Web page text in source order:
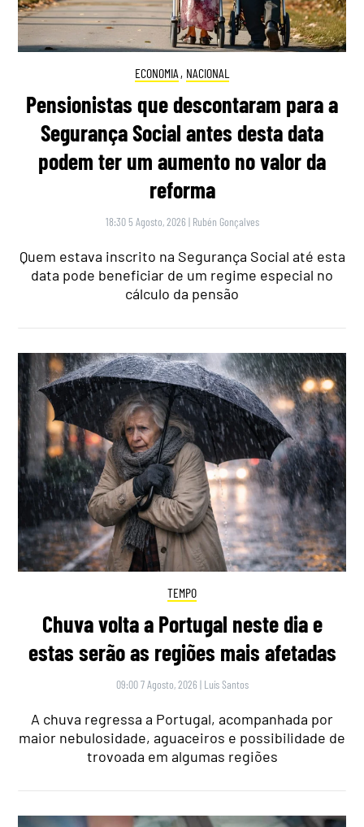
ECONOMIA , NACIONAL
Pensionistas que descontaram para a
Segurança Social antes desta data
podem ter um aumento no valor da
reforma
18:30 5 Agosto, 2026 | Rubén Gonçalves
Quem estava inscrito na Segurança Social até esta
data pode beneficiar de um regime especial no
cálculo da pensão
TEMPO
Chuva volta a Portugal neste dia e
estas serão as regiões mais afetadas
09:00 7 Agosto, 2026 | Luís Santos
A chuva regressa a Portugal, acompanhada por
maior nebulosidade, aguaceiros e possibilidade de
trovoada em algumas regiões